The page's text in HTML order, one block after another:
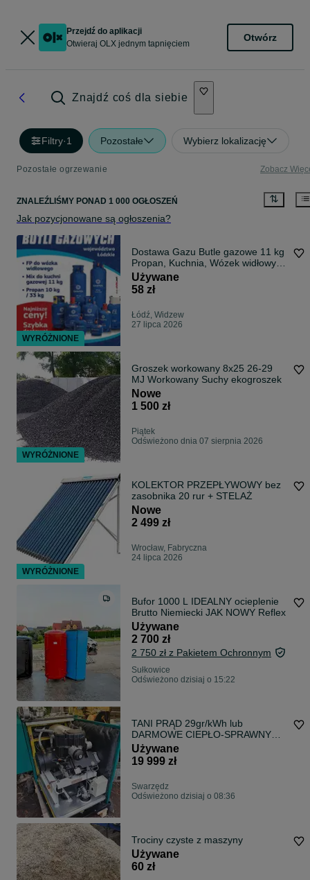
Przejdź do aplikacji
Otwieraj OLX jednym tapnięciem
Otwórz
Znajdź coś dla siebie
Filtry·1 Pozostałe Wybierz lokalizację
Pozostałe ogrzewanie Zobacz
ZNALEŹLIŚMY PONAD 1 000 OGŁOSZEŃ
Jak pozycjonowane są ogłoszenia?
Dostawa Gazu Butle gazowe 11 kg
Propan, Kuchnia, Wózek widłowy
najlepsze ceny!!
Używane
58 zł
Łódź, Widzew
27 lipca 2026
Groszek workowany 8x25 26-29
MJ Workowany Suchy ekogroszek
Nowe
1 500 zł
Piątek
Odświeżono dnia 07 sierpnia 2026
KOLEKTOR PRZEPŁYWOWY bez
zasobnika 20 rur + STELAŻ
Nowe
2 499 zł
Wrocław, Fabryczna
24 lipca 2026
Bufor 1000 L IDEALNY ocieplenie
Brutto Niemiecki JAK NOWY Reflex
Używane
2 700 zł
2 750 zł z Pakietem Ochronnym
Sułkowice
Odświeżono dzisiaj o 15:22
TANI PRĄD 29gr/kWh lub
DARMOWE CIEPŁO-SPRAWNY
Kogenerator–5,5kW/14,8kW Dachs
Senertec BHKW
Używane
19 999 zł
Swarzędz
Odświeżono dzisiaj o 08:36
Trociny czyste z maszyny
Używane
60 zł
WYRÓŻNIONE
WYRÓŻNIONE
WYRÓŻNIONE